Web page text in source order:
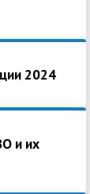
2024
и их